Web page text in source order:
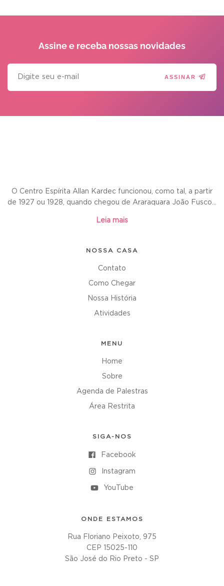
Assine e receba nossas novidades
ASSINAR
O Centro Espírita Allan Kardec funcionou, como tal, a partir
de 1927 ou 1928, quando chegou de Araraquara João Fusco...
Leia mais
NOSSA CASA
Contato
Como Chegar
Nossa História
Atividades
MENU
Home
Sobre
Agenda de Palestras
Área Restrita
SIGA-NOS
Facebook
Instagram
YouTube
ONDE ESTAMOS
Rua Floriano Peixoto, 975
CEP 15025-110
São José do Rio Preto - SP